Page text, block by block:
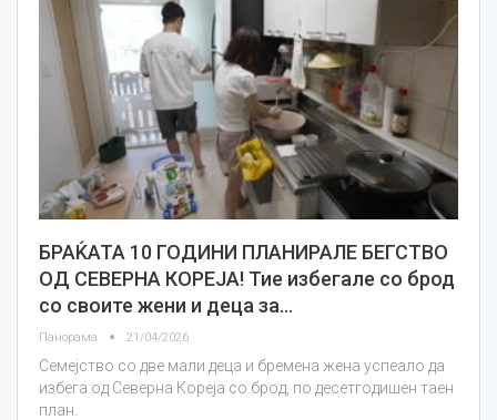
БРАЌАТА 10 ГОДИНИ ПЛАНИРАЛЕ БЕГСТВО
ОД СЕВЕРНА КОРЕЈА! Тие избегале со брод
со своите жени и деца за…
Панорама 21/04/2026
Семејство со две мали деца и бремена жена успеало да
избега од Северна Кореја со брод, по десетгодишен таен
план.